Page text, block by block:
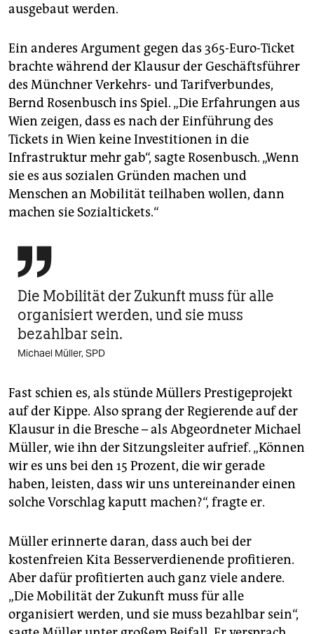
ausgebaut werden.
Ein anderes Argument gegen das 365-Euro-Ticket
brachte während der Klausur der Geschäftsführer
des Münchner Verkehrs- und Tarifverbundes,
Bernd Rosenbusch ins Spiel. „Die Erfahrungen aus
Wien zeigen, dass es nach der Einführung des
Tickets in Wien keine Investitionen in die
Infrastruktur mehr gab“, sagte Rosenbusch. „Wenn
sie es aus sozialen Gründen machen und
Menschen an Mobilität teilhaben wollen, dann
machen sie Sozialtickets.“

Die Mobilität der Zukunft muss für alle
organisiert werden, und sie muss
bezahlbar sein.
Michael Müller, SPD
Fast schien es, als stünde Müllers Prestigeprojekt
auf der Kippe. Also sprang der Regierende auf der
Klausur in die Bresche – als Abgeordneter Michael
Müller, wie ihn der Sitzungsleiter aufrief. „Können
wir es uns bei den 15 Prozent, die wir gerade
haben, leisten, dass wir uns untereinander einen
solche Vorschlag kaputt machen?“, fragte er.
Müller erinnerte daran, dass auch bei der
kostenfreien Kita Besserverdienende profitieren.
Aber dafür profitierten auch ganz viele andere.
„Die Mobilität der Zukunft muss für alle
organisiert werden, und sie muss bezahlbar sein“,